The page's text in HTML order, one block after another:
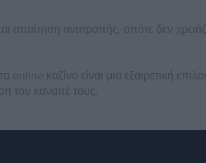
απαίτηση ανατροπής, οπότε δεν
online καζίνο είναι μια εξαιρετική
του καναπέ τους.